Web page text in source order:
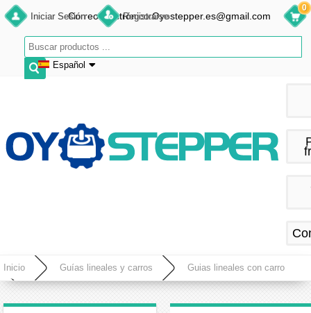
Iniciar Sesión Registrarse
Español
Français
Español
Correo electrónico:Oyostepper.es@gmail.com
0
Inicio Guías lineales y carros Guias lineales con carro